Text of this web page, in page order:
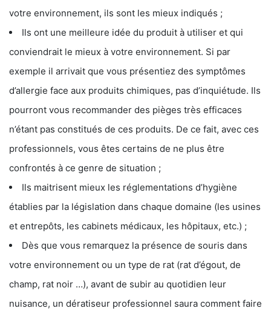
votre environnement, ils sont les mieux indiqués ;
Ils ont une meilleure idée du produit à utiliser et qui
conviendrait le mieux à votre environnement. Si par
exemple il arrivait que vous présentiez des symptômes
d’allergie face aux produits chimiques, pas d’inquiétude. Ils
pourront vous recommander des pièges très efficaces
n’étant pas constitués de ces produits. De ce fait, avec ces
professionnels, vous êtes certains de ne plus être
confrontés à ce genre de situation ;
Ils maitrisent mieux les réglementations d’hygiène
établies par la législation dans chaque domaine (les usines
et entrepôts, les cabinets médicaux, les hôpitaux, etc.) ;
Dès que vous remarquez la présence de souris dans
votre environnement ou un type de rat (rat d’égout, de
champ, rat noir …), avant de subir au quotidien leur
nuisance, un dératiseur professionnel saura comment faire